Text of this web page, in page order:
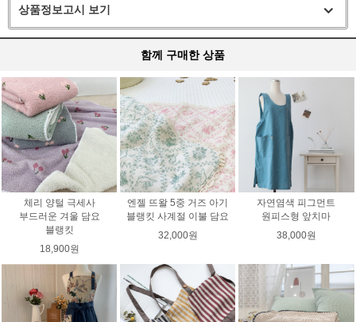
상품정보고시 보기
함께 구매한 상품
체리 양털 극세사
부드러운 겨울 담요
블랭킷
18,900원
엔젤 뜨왈 5중 거즈 아기
블랭킷 사계절 이불 담요
32,000원
자연염색 피그먼트
원피스형 앞치마
38,000원